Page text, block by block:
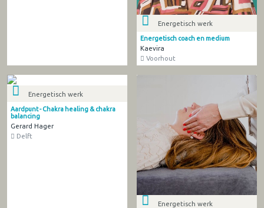
Energetisch werk
Energetisch coach en medium
Kaevira
Voorhout
Energetisch werk
Aardpunt - Chakra healing & chakra
balancing
Gerard Hager
Delft
Energetisch werk